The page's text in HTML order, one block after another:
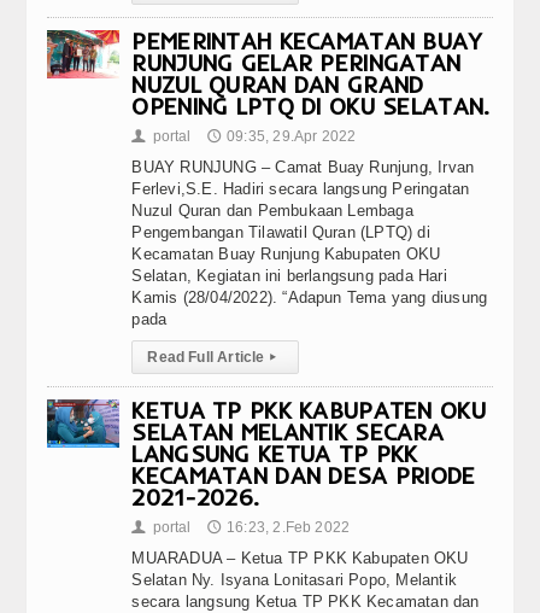
PEMERINTAH KECAMATAN BUAY
RUNJUNG GELAR PERINGATAN
NUZUL QURAN DAN GRAND
OPENING LPTQ DI OKU SELATAN.
👤 portal 🕔 09:35, 29.Apr 2022
BUAY RUNJUNG – Camat Buay Runjung, Irvan
Ferlevi,S.E. Hadiri secara langsung Peringatan
Nuzul Quran dan Pembukaan Lembaga
Pengembangan Tilawatil Quran (LPTQ) di
Kecamatan Buay Runjung Kabupaten OKU
Selatan, Kegiatan ini berlangsung pada Hari
Kamis (28/04/2022). “Adapun Tema yang diusung
pada
Read Full Article ▸
KETUA TP PKK KABUPATEN OKU
SELATAN MELANTIK SECARA
LANGSUNG KETUA TP PKK
KECAMATAN DAN DESA PRIODE
2021-2026.
👤 portal 🕔 16:23, 2.Feb 2022
MUARADUA – Ketua TP PKK Kabupaten OKU
Selatan Ny. Isyana Lonitasari Popo, Melantik
secara langsung Ketua TP PKK Kecamatan dan